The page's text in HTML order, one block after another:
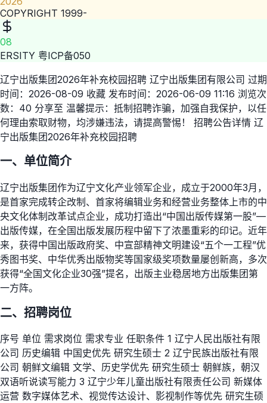
COPYRIGHT 1999-
08
ERSITY 粤ICP备050
辽宁出版集团2026年补充校园招聘 辽宁出版集团有限公司 过期
时间：2026-08-09 收藏 发布时间：2026-06-09 11:16 浏览次
数：40 分享至 温馨提示：抵制招聘诈骗，加强自我保护，以任
何理由索取财物，均涉嫌违法，请提高警惕！ 招聘公告详情 辽
宁出版集团2026年补充校园招聘
一、单位简介
辽宁出版集团作为辽宁文化产业领军企业，成立于2000年3月，
是首家完成转企改制、首家将编辑业务和经营业务整体上市的中
央文化体制改革试点企业，成功打造出“中国出版传媒第一股”—
出版传媒，在全国出版发展历程中留下了浓墨重彩的印记。近年
来，获得中国出版政府奖、中宣部精神文明建设“五个一工程”优
秀图书奖、中华优秀出版物奖等国家级奖项数量屡创新高，多次
获得“全国文化企业30强”提名，出版主业稳居地方出版集团第
一方阵。
二、招聘岗位
序号 单位 需求岗位 需求专业 任职条件 1 辽宁人民出版社有限
公司 历史编辑 中国史优先 研究生硕士 2 辽宁民族出版社有限
公司 朝鲜文编辑 文学、历史学优先 研究生硕士 朝鲜族，朝汉
双语听说读写能力 3 辽宁少年儿童出版社有限责任公司 新媒体
运营 数字媒体艺术、视觉传达设计、影视制作等优先 研究生硕